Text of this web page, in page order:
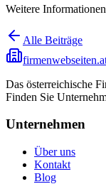
Weitere
Alle Beiträge
Das österreichische
Finden Sie
Unternehmen
Über uns
Kontakt
Blog